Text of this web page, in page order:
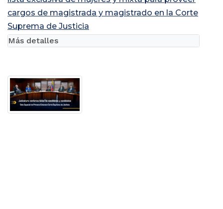
cargos de magistrada y magistrado en la Corte
Suprema de Justicia
Más detalles